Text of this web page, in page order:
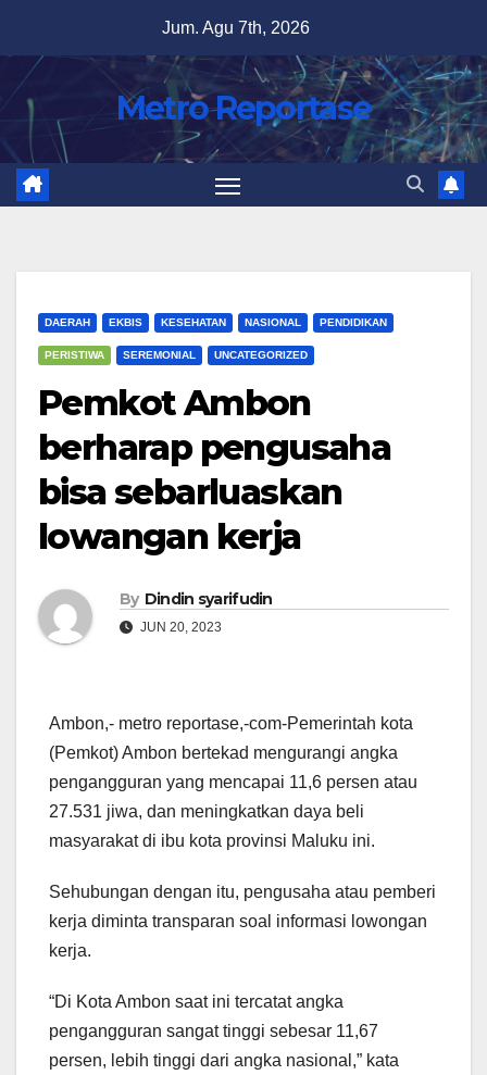
content
Jum. Agu 7th, 2026
Metro Reportase
DAERAH EKBIS KESEHATAN NASIONAL PENDIDIKAN
PERISTIWA SEREMONIAL UNCATEGORIZED
Pemkot Ambon
berharap pengusaha
bisa sebarluaskan
lowangan kerja
By Dindin syarifudin
JUN 20, 2023
Ambon,- metro reportase,-com-Pemerintah kota
(Pemkot) Ambon bertekad mengurangi angka
pengangguran yang mencapai 11,6 persen atau
27.531 jiwa, dan meningkatkan daya beli
masyarakat di ibu kota provinsi Maluku ini.
Sehubungan dengan itu, pengusaha atau pemberi
kerja diminta transparan soal informasi lowongan
kerja.
“Di Kota Ambon saat ini tercatat angka
pengangguran sangat tinggi sebesar 11,67
persen, lebih tinggi dari angka nasional,” kata